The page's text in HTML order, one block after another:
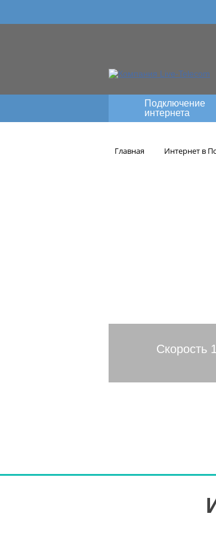
Подключение
интернета
Главная Интернет в
Скорость